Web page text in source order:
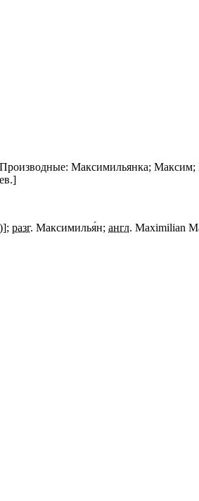
Максимильянка;
разг. Максимилья́н; англ. Maximilian